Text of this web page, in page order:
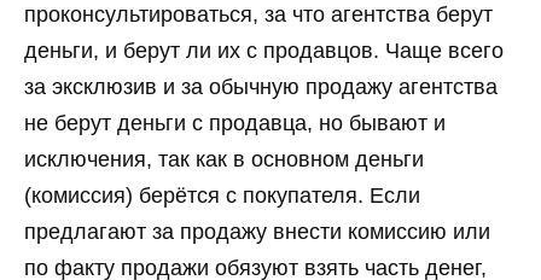
проконсультироваться, за что агентства берут
деньги, и берут ли их с продавцов. Чаще всего
за эксклюзив и за обычную продажу агентства
не берут деньги с продавца, но бывают и
исключения, так как в основном деньги
(комиссия) берётся с покупателя. Если
предлагают за продажу внести комиссию или
по факту продажи обязуют взять часть денег,